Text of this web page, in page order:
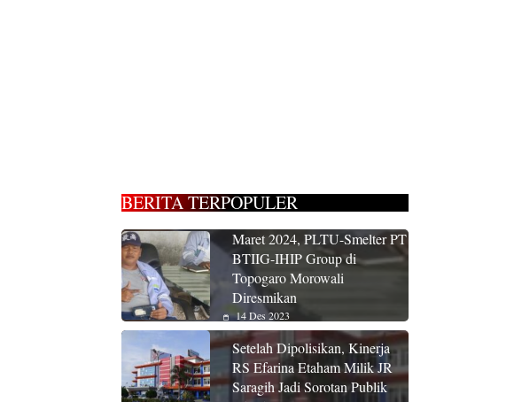
BERITA TERPOPULER
Maret 2024, PLTU-Smelter PT
BTIIG-IHIP Group di
Topogaro Morowali
Diresmikan
14 Des 2023
Setelah Dipolisikan, Kinerja
RS Efarina Etaham Milik JR
Saragih Jadi Sorotan Publik